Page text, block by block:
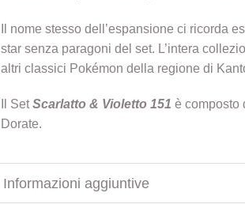
Il nome stesso dell’espansione ci ricorda
star senza paragoni del set. L’intera
altri classici Pokémon della regione di
Il SetScarlatto & Violetto 151 è composto
Dorate.
Informazioni aggiuntive